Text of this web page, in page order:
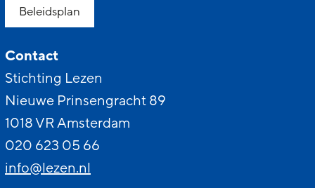
Beleidsplan
Contact
Stichting Lezen
Nieuwe Prinsengracht 89
1018 VR Amsterdam
020 623 05 66
info@lezen.nl